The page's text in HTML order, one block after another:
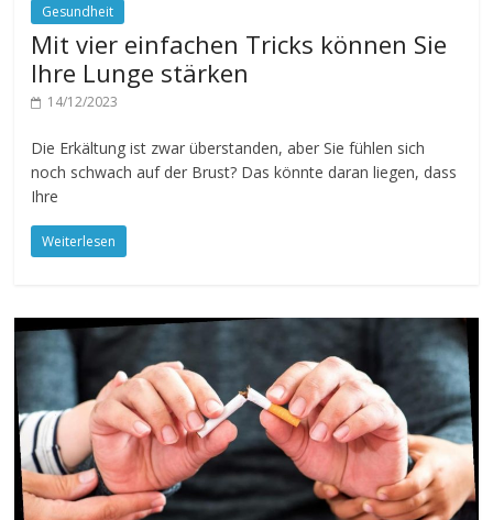
Gesundheit
Mit vier einfachen Tricks können Sie
Ihre Lunge stärken
14/12/2023
Die Erkältung ist zwar überstanden, aber Sie fühlen sich
noch schwach auf der Brust? Das könnte daran liegen, dass
Ihre
Weiterlesen